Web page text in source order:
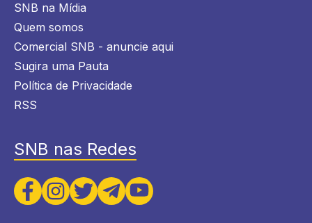
SNB na Mídia
Quem somos
Comercial SNB - anuncie aqui
Sugira uma Pauta
Política de Privacidade
RSS
SNB nas Redes